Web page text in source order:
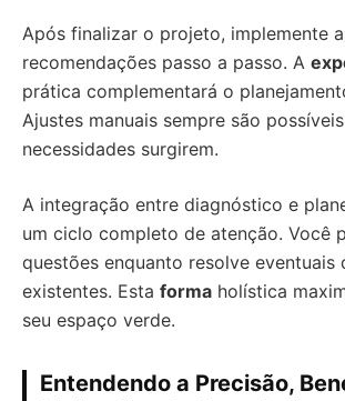
Após finalizar o projeto, implemente
recomendações passo a passo. A
prática complementará o
Ajustes manuais sempre são
necessidades surgirem.
A integração entre diagnóstico e
um ciclo completo de atenção. Você
questões enquanto resolve eventuais
existentes. Esta forma holística
seu espaço verde.
Entendendo a Precisão,